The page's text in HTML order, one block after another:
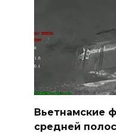
Вьетнамские
средней